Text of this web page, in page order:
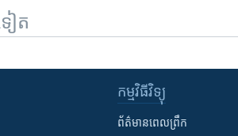
ៀត
កម្មវិធី​វិទ្យុ
ព័ត៌មាន​ពេល​ព្រឹក